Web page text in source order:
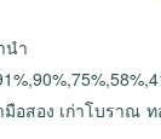
ำหลุดจำน
อสอง เก่าโบราณ